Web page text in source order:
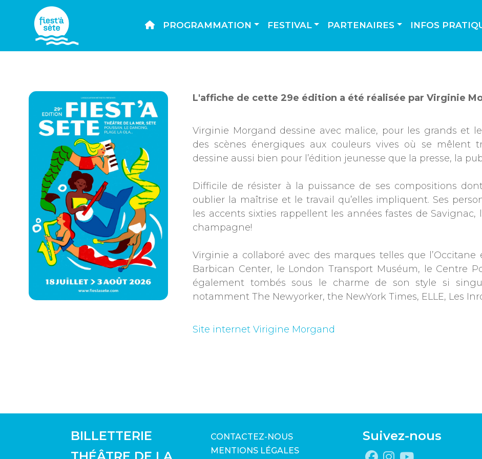
PROGRAMMATION FESTIVAL PARTENAIRES INFOS
L'affiche de cette 29e édition a été réalisée par Virginie
Virginie Morgand dessine avec malice, pour les grands et
des scènes énergiques aux couleurs vives où se mêlent
dessine aussi bien pour l’édition jeunesse que la presse, la
Difficile de résister à la puissance de ses compositions
oublier la maîtrise et le travail qu’elles impliquent. Ses
les accents sixties rappellent les années fastes de
champagne!
Virginie a collaboré avec des marques telles que l’Occitane
Barbican Center, le London Transport Muséum, le Centre
également tombés sous le charme de son style si
notamment The Newyorker, the NewYork Times, ELLE, Les
Site internet Virigine Morgand
BILLETTERIE
CONTACTEZ-NOUS
MENTIONS LÉGALES
Suivez-nous